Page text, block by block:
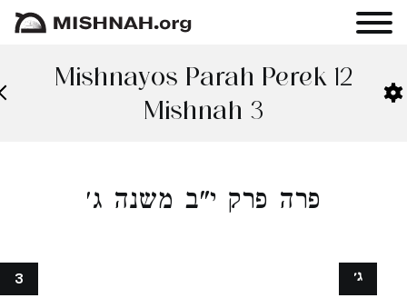
Mishnayos Parah Perek 12
Mishnah 3
פרה פרק י"ב משנה ג׳
3 ג׳